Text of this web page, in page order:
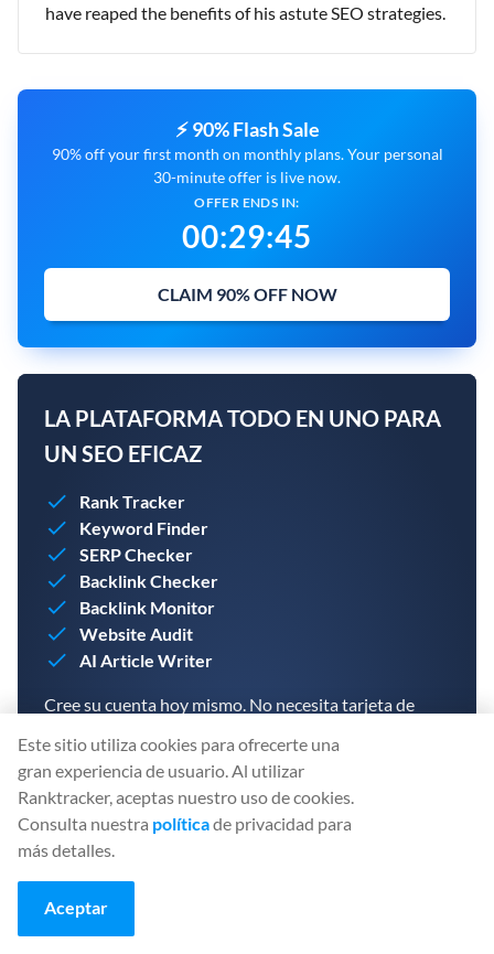
have reaped the benefits of his astute SEO strategies.
⚡ 90% Flash Sale
90% off your first month on monthly plans. Your personal
30-minute offer is live now.
OFFER ENDS IN:
00:29:44
CLAIM 90% OFF NOW
LA PLATAFORMA TODO EN UNO PARA
UN SEO EFICAZ
Rank Tracker
Keyword Finder
SERP Checker
Backlink Checker
Backlink Monitor
Website Audit
AI Article Writer
Cree su cuenta hoy mismo. No necesita tarjeta de
Este sitio utiliza cookies para ofrecerte una
gran experiencia de usuario. Al utilizar
Ranktracker, aceptas nuestro uso de cookies.
Consulta nuestra políticade privacidad para
más detalles.
Aceptar